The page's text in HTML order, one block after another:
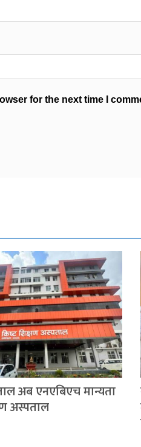
for the next time I
अब एनएबिएच मान्यता
अस्पताल